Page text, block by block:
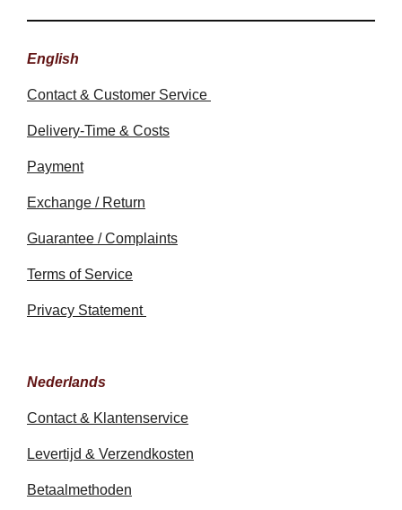
English
Contact & Customer Service
Delivery-Time & Costs
Payment
Exchange / Return
Guarantee / Complaints
Terms of Service
Privacy Statement
Nederlands
Contact & Klantenservice
Levertijd & Verzendkosten
Betaalmethoden